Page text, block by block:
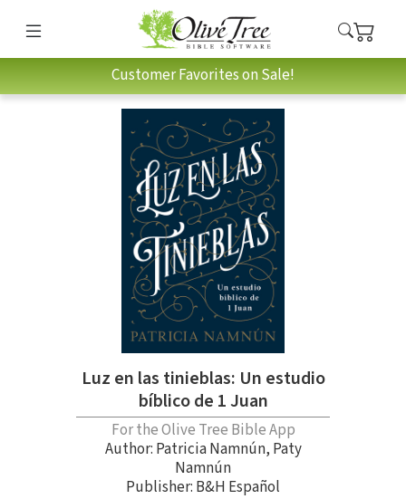
Customer Favorites on Sale!
Luz en las tinieblas: Un estudio
bíblico de 1 Juan
For the Olive Tree Bible App
Author: Patricia Namnún, Paty
Namnún
Publisher: B&H Español